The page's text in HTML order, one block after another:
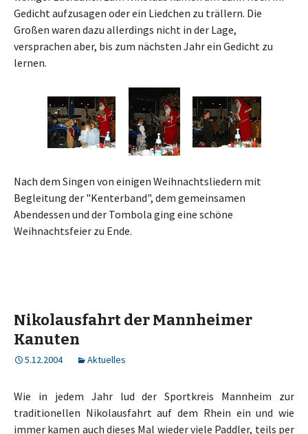
Gedicht aufzusagen oder ein Liedchen zu trällern. Die
Großen waren dazu allerdings nicht in der Lage,
versprachen aber, bis zum nächsten Jahr ein Gedicht zu
lernen.
Nach dem Singen von einigen Weihnachtsliedern mit
Begleitung der "Kenterband", dem gemeinsamen
Abendessen und der Tombola ging eine schöne
Weihnachtsfeier zu Ende.
Nikolausfahrt der Mannheimer
Kanuten
5.12.2004 Aktuelles
Wie in jedem Jahr lud der Sportkreis Mannheim zur
traditionellen Nikolausfahrt auf dem Rhein ein und wie
immer kamen auch dieses Mal wieder viele Paddler, teils per